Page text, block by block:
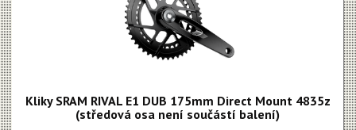
Kliky SRAM RIVAL E1 DUB 175mm Direct Mount 4835z
(středová osa není součástí balení)